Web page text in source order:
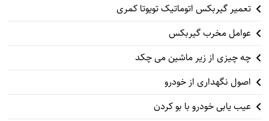
تعمیر گیربکس اتوماتیک تویوتا کمری
عوامل مخرب گیربکس
چه چیزی از زیر ماشین می چکد
اصول نگهداری از خودرو
عیب یابی خودرو با بو کردن